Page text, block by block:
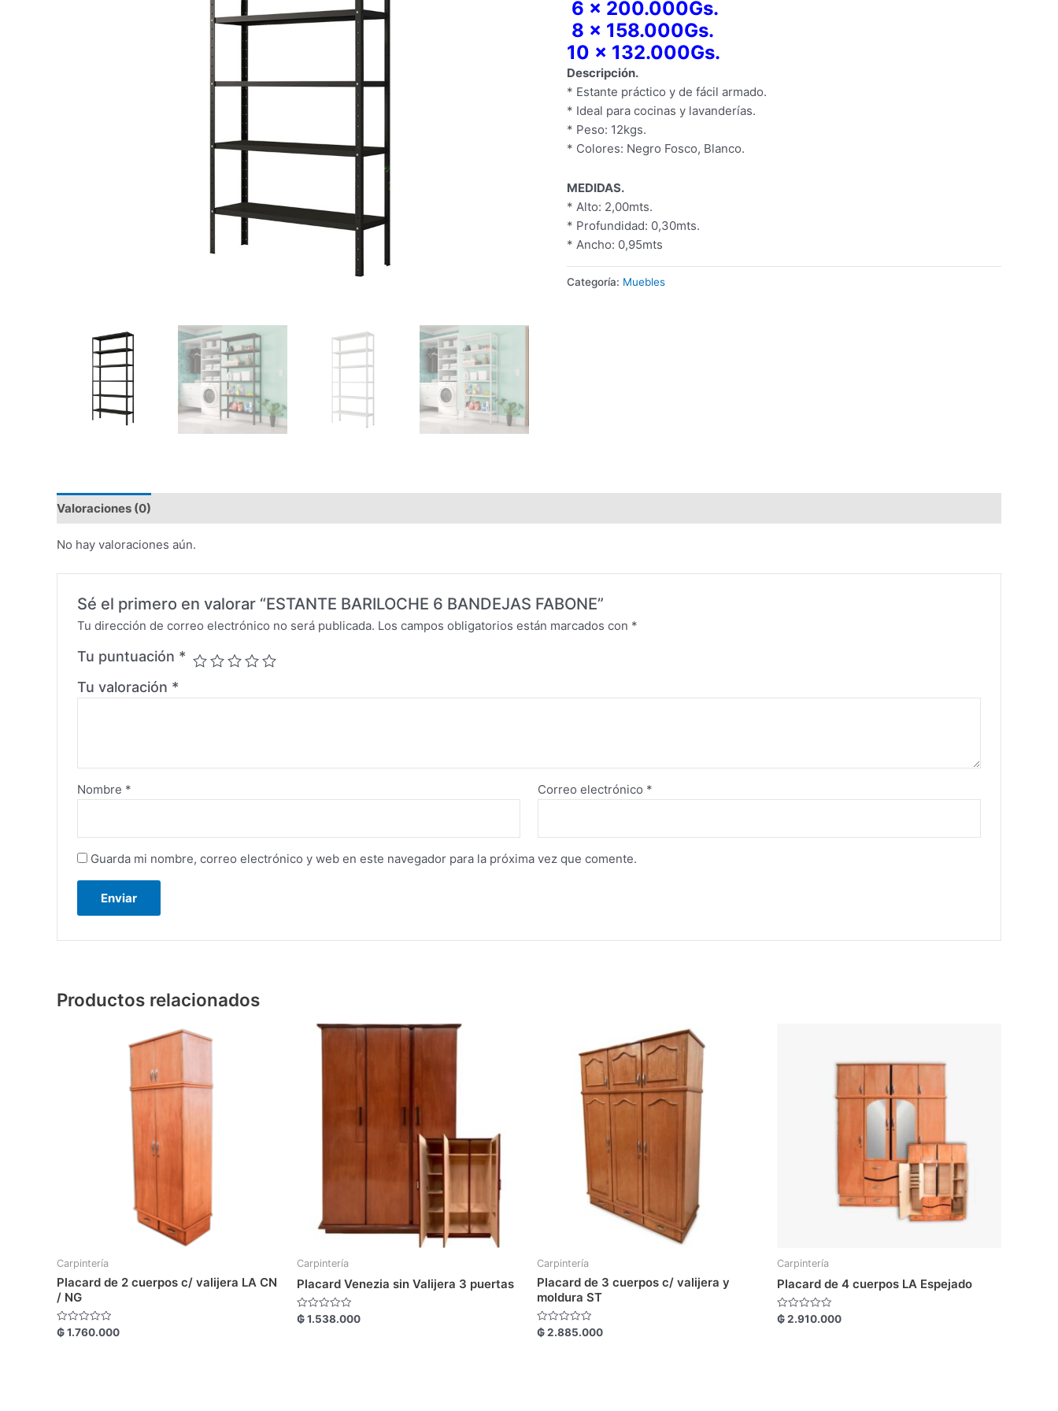
6 x 200.000Gs.
8 x 158.000Gs.
10 x 132.000Gs.
​Descripción.
* Estante práctico y de fácil armado.
* Ideal para cocinas y lavanderías.
* Peso: 12kgs.
* Colores: Negro Fosco, Blanco.
MEDIDAS.
* Alto: 2,00mts.
* Profundidad: 0,30mts.
* Ancho: 0,95mts
Categoría: Muebles
Valoraciones (0)
No hay valoraciones aún.
Sé el primero en valorar “ESTANTE BARILOCHE 6 BANDEJAS FABONE”
Tu dirección de correo electrónico no será publicada. Los campos obligatorios están marcados con *
Tu puntuación *
Tu valoración *
Nombre * Correo electrónico *
Guarda mi nombre, correo electrónico y web en este navegador para la próxima vez que comente.
Productos relacionados
Carpintería
Placard de 2 cuerpos c/ valijera LA CN
/ NG
Valorado
con
₲1.760.000
Carpintería
Placard Venezia sin Valijera 3 puertas
Valorado
con
₲1.538.000
Carpintería
Placard de 3 cuerpos c/ valijera y
moldura ST
Valorado
con
₲2.885.000
Carpintería
Placard de 4 cuerpos LA Espejado
Valorado
con
₲2.910.000